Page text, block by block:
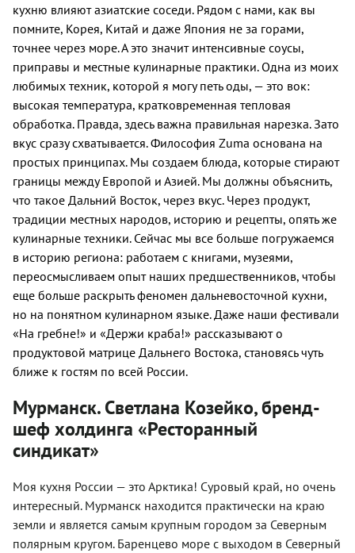
кухню влияют азиатские соседи. Рядом с нами, как вы
помните, Корея, Китай и даже Япония не за горами,
точнее через море. А это значит интенсивные соусы,
приправы и местные кулинарные практики. Одна из моих
любимых техник, которой я могу петь оды, — это вок:
высокая температура, кратковременная тепловая
обработка. Правда, здесь важна правильная нарезка. Зато
вкус сразу схватывается. Философия Zuma основана на
простых принципах. Мы создаем блюда, которые стирают
границы между Европой и Азией. Мы должны объяснить,
что такое Дальний Восток, через вкус. Через продукт,
традиции местных народов, историю и рецепты, опять же
кулинарные техники. Сейчас мы все больше погружаемся
в историю региона: работаем с книгами, музеями,
переосмысливаем опыт наших предшественников, чтобы
еще больше раскрыть феномен дальневосточной кухни,
но на понятном кулинарном языке. Даже наши фестивали
«На гребне!» и «Держи краба!» рассказывают о
продуктовой матрице Дальнего Востока, становясь чуть
ближе к гостям по всей России.
Мурманск. Светлана Козейко, бренд-
шеф холдинга «Ресторанный
синдикат»
Моя кухня России — это Арктика! Суровый край, но очень
интересный. Мурманск находится практически на краю
земли и является самым крупным городом за Северным
полярным кругом. Баренцево море с выходом в Северный